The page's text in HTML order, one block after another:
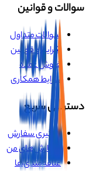
سوالات و قوانین
سوالات متداول
شرایط و قوانین
فروش عمده
شرایط همکاری
دسترسی سریع
پیگیری سفارش
سفارش‌های من
علاقه‌مندی‌ها